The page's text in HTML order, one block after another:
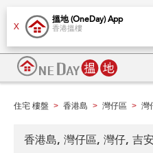
X
搵地 (OneDay) App
香港搵樓
住宅 樓盤 > 香港島 > 灣仔區 > 灣
香港島, 灣仔區, 灣仔, 吉